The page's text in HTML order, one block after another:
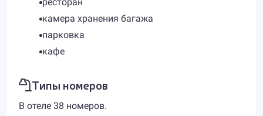
камера хранения багажа
парковка
кафе
Типы номеров
В отеле 38 номеров.